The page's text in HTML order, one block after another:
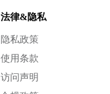
法律&隐私
隐私政策
使用条款
访问声明